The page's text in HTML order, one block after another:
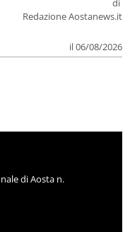
Redazione Aostanews.it
il 06/08/2026
di Aosta n.